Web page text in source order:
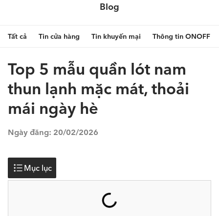
Blog
Tất cả Tin cửa hàng Tin khuyến mại Thông tin ONOFF
Top 5 mẫu quần lót nam
thun lạnh mặc mát, thoải
mái ngày hè
Ngày đăng: 20/02/2026
Mục lục